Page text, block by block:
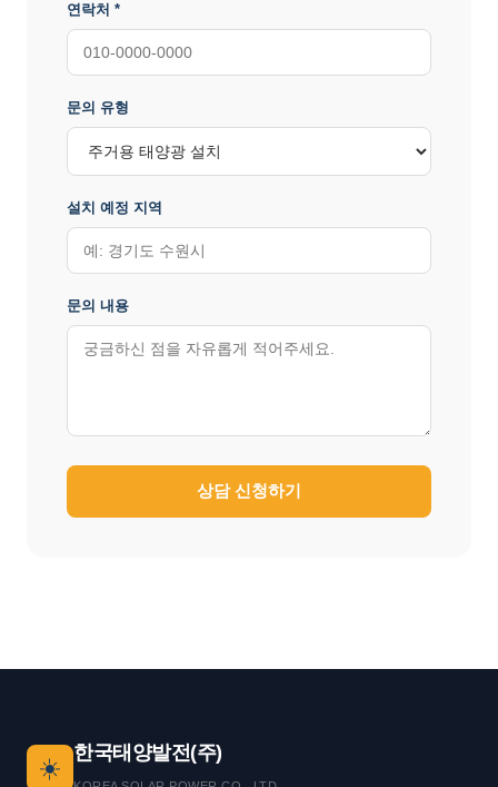
연락처 *
문의 유형
설치 예정 지역
문의 내용
상담 신청하기
☀️
한국태양발전(주)